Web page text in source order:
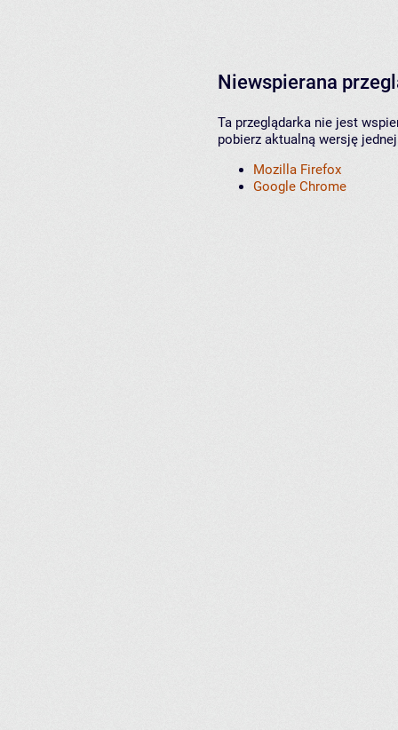
Niewspierana
Ta przeglądarka nie jest
pobierz aktualną wersję
Mozilla Firefox
Google Chrome